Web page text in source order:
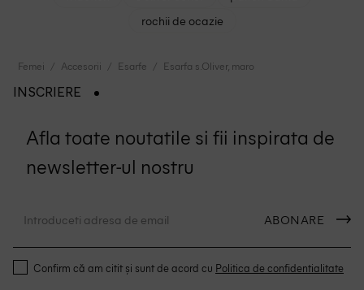
rochii de ocazie
Femei Accesorii Esarfe Esarfa s.Oliver, maro
INSCRIERE
Afla toate noutatile si fii inspirata de
newsletter-ul nostru
ABONARE
Confirm că am citit și sunt de acord cu Politica de confidentialitate